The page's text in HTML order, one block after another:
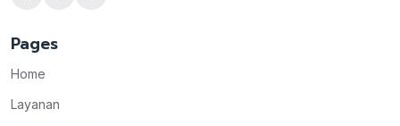
Pages
Home
Layanan